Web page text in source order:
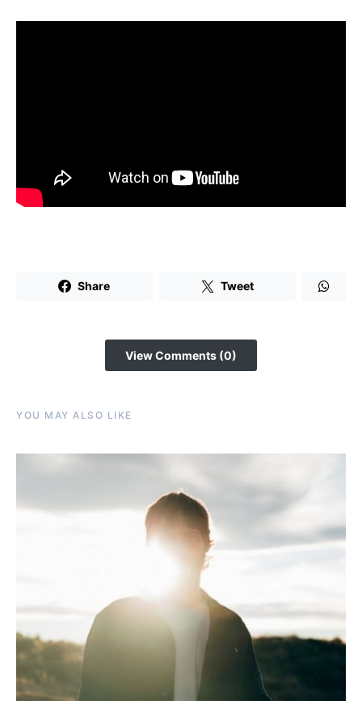
Share Tweet
View Comments (0)
YOU MAY ALSO LIKE